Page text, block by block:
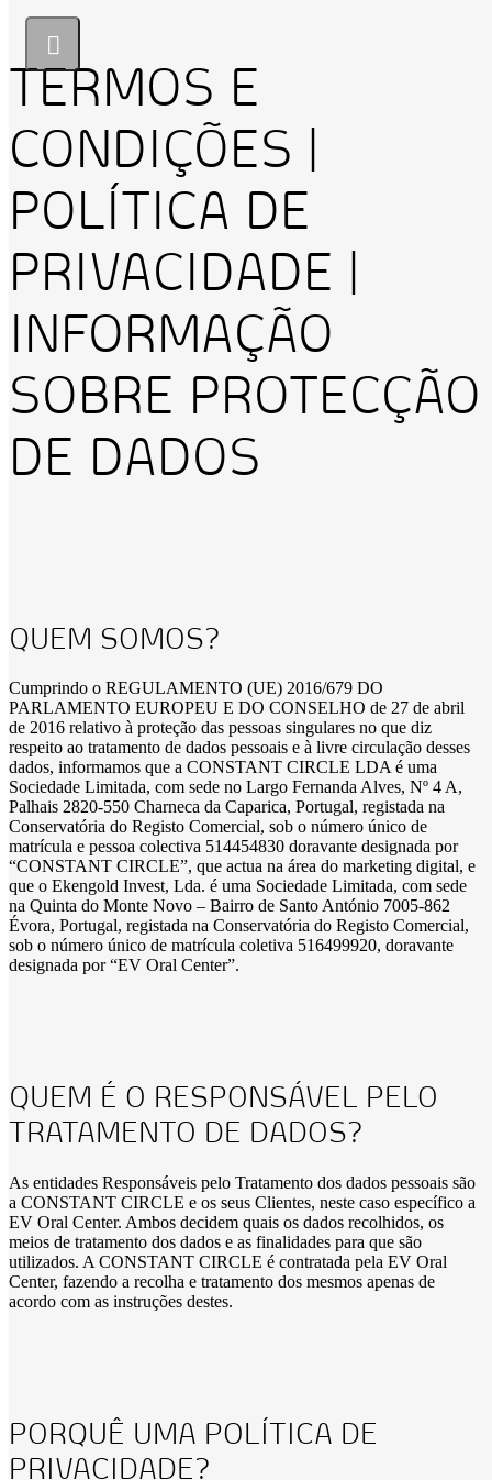
TERMOS E
CONDIÇÕES |
POLÍTICA DE
PRIVACIDADE |
INFORMAÇÃO
SOBRE PROTECÇÃO
DE DADOS
QUEM SOMOS?
Cumprindo o REGULAMENTO (UE) 2016/679 DO
PARLAMENTO EUROPEU E DO CONSELHO de 27 de abril
de 2016 relativo à proteção das pessoas singulares no que diz
respeito ao tratamento de dados pessoais e à livre circulação desses
dados, informamos que a CONSTANT CIRCLE LDA é uma
Sociedade Limitada, com sede no Largo Fernanda Alves, Nº 4 A,
Palhais 2820-550 Charneca da Caparica, Portugal, registada na
Conservatória do Registo Comercial, sob o número único de
matrícula e pessoa colectiva 514454830 doravante designada por
“CONSTANT CIRCLE”, que actua na área do marketing digital, e
que o Ekengold Invest, Lda. é uma Sociedade Limitada, com sede
na Quinta do Monte Novo – Bairro de Santo António 7005-862
Évora, Portugal, registada na Conservatória do Registo Comercial,
sob o número único de matrícula coletiva 516499920, doravante
designada por “EV Oral Center”.
QUEM É O RESPONSÁVEL PELO
TRATAMENTO DE DADOS?
As entidades Responsáveis pelo Tratamento dos dados pessoais são
a CONSTANT CIRCLE e os seus Clientes, neste caso específico a
EV Oral Center. Ambos decidem quais os dados recolhidos, os
meios de tratamento dos dados e as finalidades para que são
utilizados. A CONSTANT CIRCLE é contratada pela EV Oral
Center, fazendo a recolha e tratamento dos mesmos apenas de
acordo com as instruções destes.
PORQUÊ UMA POLÍTICA DE
PRIVACIDADE?